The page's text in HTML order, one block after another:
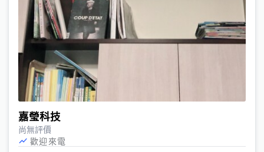
嘉瑩科技
尚無評價
歡迎來電